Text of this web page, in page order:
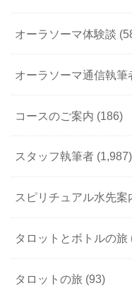
オーラソーマ体験談
オーラソーマ通信執筆
コースのご案内 (186)
スタッフ執筆者 (1,987)
スピリチュアル水先案
タロットとボトルの旅
タロットの旅 (93)